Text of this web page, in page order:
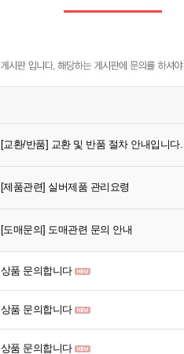
[교환/반품] 교환 및 반품 절차 안내입니다.
[제품관련] 실버제품 관리요령
[도매문의] 도매관련 문의 안내
상품 문의합니다
상품 문의합니다
상품 문의합니다